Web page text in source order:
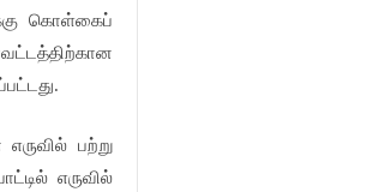
கொள்கைப்
.
எருவில் பற்று
எருவில்